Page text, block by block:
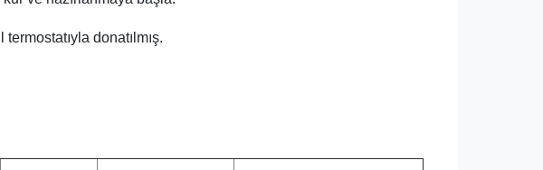
donatılmış.